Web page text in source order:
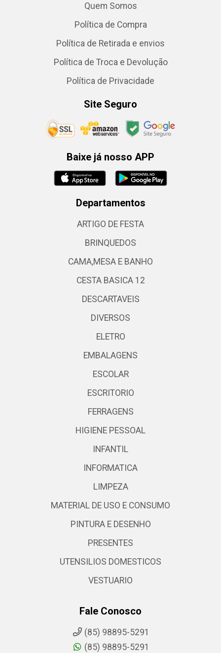
Quem Somos
Política de Compra
Política de Retirada e envios
Política de Troca e Devolução
Política de Privacidade
Site Seguro
Baixe já nosso APP
Departamentos
ARTIGO DE FESTA
BRINQUEDOS
CAMA,MESA E BANHO
CESTA BASICA 12
DESCARTAVEIS
DIVERSOS
ELETRO
EMBALAGENS
ESCOLAR
ESCRITORIO
FERRAGENS
HIGIENE PESSOAL
INFANTIL
INFORMATICA
LIMPEZA
MATERIAL DE USO E CONSUMO
PINTURA E DESENHO
PRESENTES
UTENSILIOS DOMESTICOS
VESTUARIO
Fale Conosco
(85) 98895-5291
(85) 98895-5291